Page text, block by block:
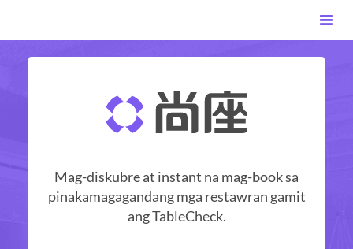
Mag-diskubre at instant na mag-book sa
pinakamagagandang mga restawran gamit
ang TableCheck.